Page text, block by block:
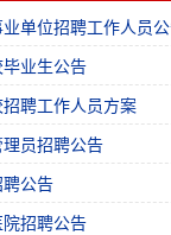
单位招聘工作人员
业生公告
聘工作人员方案
员招聘公告
公告
招聘公告